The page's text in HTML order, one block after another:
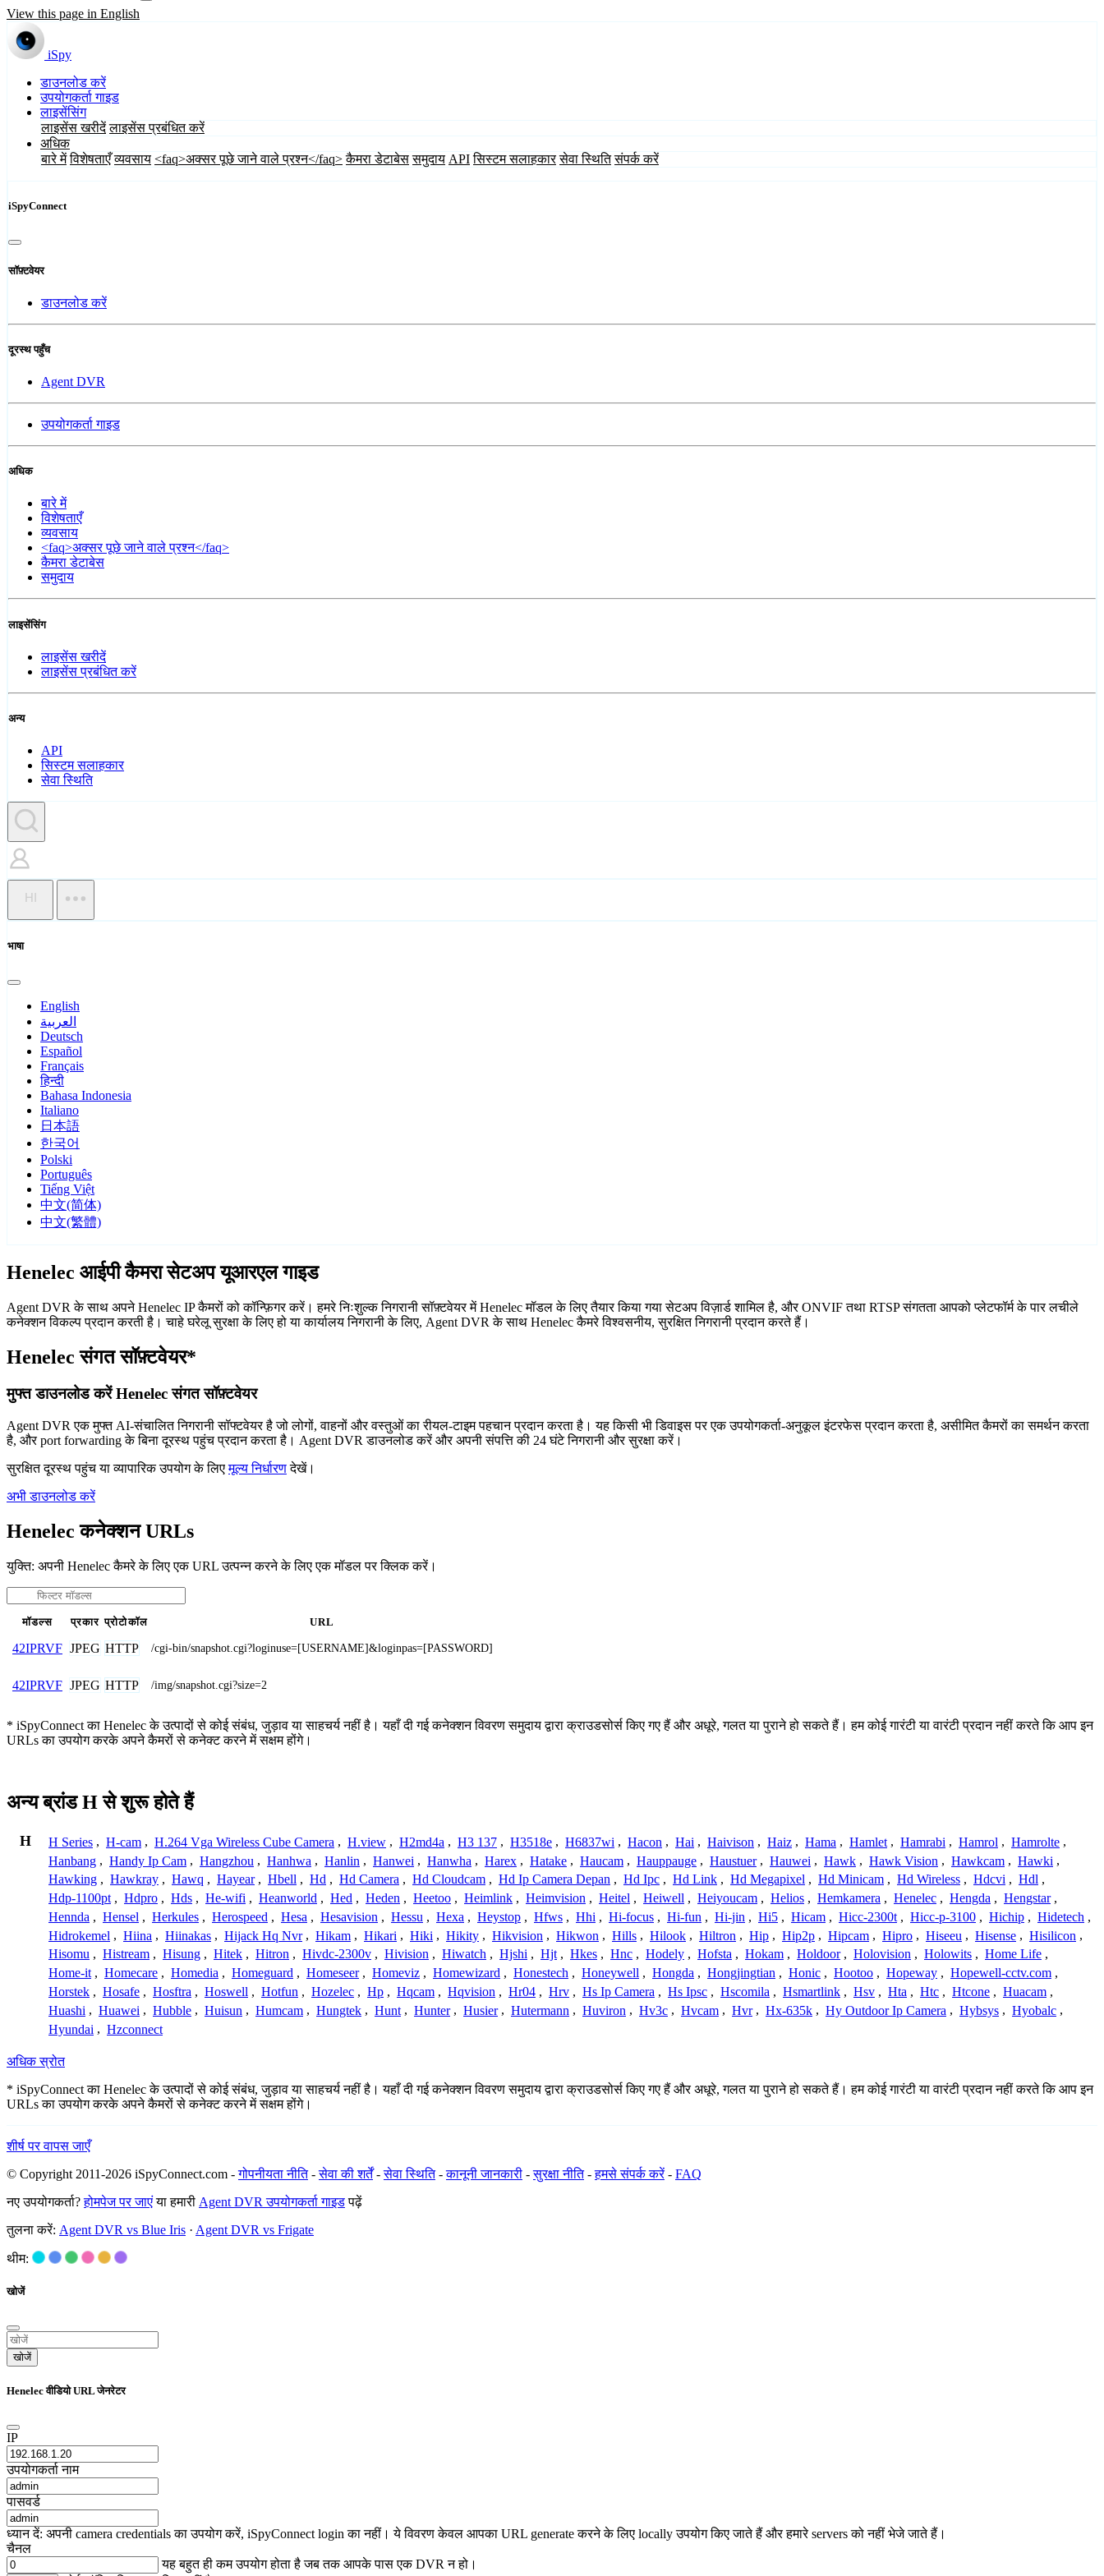
View this page in English
iSpy
डाउनलोड करें
उपयोगकर्ता गाइड
लाइसेंसिंग
लाइसेंस खरीदें लाइसेंस प्रबंधित करें
अधिक
बारे में विशेषताएँ व्यवसाय <faq>अक्सर पूछे जाने वाले प्रश्न</faq> कैमरा डेटाबेस समुदाय API सिस्टम सलाहकार सेवा स्थिति संपर्क करें
iSpyConnect
सॉफ़्टवेयर
डाउनलोड करें
दूरस्थ पहुँच
Agent DVR
उपयोगकर्ता गाइड
अधिक
बारे में
विशेषताएँ
व्यवसाय
<faq>अक्सर पूछे जाने वाले प्रश्न</faq>
कैमरा डेटाबेस
समुदाय
लाइसेंसिंग
लाइसेंस खरीदें
लाइसेंस प्रबंधित करें
अन्य
API
सिस्टम सलाहकार
सेवा स्थिति
HI
भाषा
English
العربية
Deutsch
Español
Français
हिन्दी
Bahasa Indonesia
Italiano
日本語
한국어
Polski
Português
Tiếng Việt
中文(简体)
中文(繁體)
Henelec आईपी कैमरा सेटअप यूआरएल गाइड
Agent DVR के साथ अपने Henelec IP कैमरों को कॉन्फ़िगर करें। हमरे निःशुल्क निगरानी सॉफ़्टवेयर में Henelec मॉडल के लिए तैयार किया गया सेटअप विज़ार्ड शामिल है, और ONVIF तथा RTSP संगतता आपको प्लेटफॉर्म के पार लचीले
कनेक्शन विकल्प प्रदान करती है। चाहे घरेलू सुरक्षा के लिए हो या कार्यालय निगरानी के लिए, Agent DVR के साथ Henelec कैमरे विश्वसनीय, सुरक्षित निगरानी प्रदान करते हैं।
Henelec संगत सॉफ़्टवेयर*
मुफ्त डाउनलोड करें Henelec संगत सॉफ़्टवेयर
Agent DVR एक मुफ्त AI-संचालित निगरानी सॉफ्टवेयर है जो लोगों, वाहनों और वस्तुओं का रीयल-टाइम पहचान प्रदान करता है। यह किसी भी डिवाइस पर एक उपयोगकर्ता-अनुकूल इंटरफेस प्रदान करता है, असीमित कैमरों का समर्थन करता
है, और port forwarding के बिना दूरस्थ पहुंच प्रदान करता है। Agent DVR डाउनलोड करें और अपनी संपत्ति की 24 घंटे निगरानी और सुरक्षा करें।
सुरक्षित दूरस्थ पहुंच या व्यापारिक उपयोग के लिएमूल्य निर्धारणदेखें।
अभी डाउनलोड करें
Henelec कनेक्शन URLs
युक्ति: अपनी Henelec कैमरे के लिए एक URL उत्पन्न करने के लिए एक मॉडल पर क्लिक करें।
मॉडल्स प्रकार प्रोटोकॉल URL
42IPRVF JPEG HTTP /cgi-bin/snapshot.cgi?loginuse=[USERNAME]&loginpas=[PASSWORD]
42IPRVF JPEG HTTP /img/snapshot.cgi?size=2
* iSpyConnect का Henelec के उत्पादों से कोई संबंध, जुड़ाव या साहचर्य नहीं है। यहाँ दी गई कनेक्शन विवरण समुदाय द्वारा क्राउडसोर्स किए गए हैं और अधूरे, गलत या पुराने हो सकते हैं। हम कोई गारंटी या वारंटी प्रदान नहीं करते कि आप इन
URLs का उपयोग करके अपने कैमरों से कनेक्ट करने में सक्षम होंगे।
अन्य ब्रांड H से शुरू होते हैं
H H Series , H-cam , H.264 Vga Wireless Cube Camera , H.view , H2md4a , H3 137 , H3518e , H6837wi , Hacon , Hai , Haivison , Haiz , Hama , Hamlet , Hamrabi , Hamrol , Hamrolte ,
Hanbang , Handy Ip Cam , Hangzhou , Hanhwa , Hanlin , Hanwei , Hanwha , Harex , Hatake , Haucam , Hauppauge , Haustuer , Hauwei , Hawk , Hawk Vision , Hawkcam , Hawki ,
Hawking , Hawkray , Hawq , Hayear , Hbell , Hd , Hd Camera , Hd Cloudcam , Hd Ip Camera Depan , Hd Ipc , Hd Link , Hd Megapixel , Hd Minicam , Hd Wireless , Hdcvi , Hdl ,
Hdp-1100pt , Hdpro , Hds , He-wifi , Heanworld , Hed , Heden , Heetoo , Heimlink , Heimvision , Heitel , Heiwell , Heiyoucam , Helios , Hemkamera , Henelec , Hengda , Hengstar ,
Hennda , Hensel , Herkules , Herospeed , Hesa , Hesavision , Hessu , Hexa , Heystop , Hfws , Hhi , Hi-focus , Hi-fun , Hi-jin , Hi5 , Hicam , Hicc-2300t , Hicc-p-3100 , Hichip , Hidetech ,
Hidrokemel , Hiina , Hiinakas , Hijack Hq Nvr , Hikam , Hikari , Hiki , Hikity , Hikvision , Hikwon , Hills , Hilook , Hiltron , Hip , Hip2p , Hipcam , Hipro , Hiseeu , Hisense , Hisilicon ,
Hisomu , Histream , Hisung , Hitek , Hitron , Hivdc-2300v , Hivision , Hiwatch , Hjshi , Hjt , Hkes , Hnc , Hodely , Hofsta , Hokam , Holdoor , Holovision , Holowits , Home Life ,
Home-it , Homecare , Homedia , Homeguard , Homeseer , Homeviz , Homewizard , Honestech , Honeywell , Hongda , Hongjingtian , Honic , Hootoo , Hopeway , Hopewell-cctv.com ,
Horstek , Hosafe , Hosftra , Hoswell , Hotfun , Hozelec , Hp , Hqcam , Hqvision , Hr04 , Hrv , Hs Ip Camera , Hs Ipsc , Hscomila , Hsmartlink , Hsv , Hta , Htc , Htcone , Huacam ,
Huashi , Huawei , Hubble , Huisun , Humcam , Hungtek , Hunt , Hunter , Husier , Hutermann , Huviron , Hv3c , Hvcam , Hvr , Hx-635k , Hy Outdoor Ip Camera , Hybsys , Hyobalc ,
Hyundai , Hzconnect
अधिक स्रोत
* iSpyConnect का Henelec के उत्पादों से कोई संबंध, जुड़ाव या साहचर्य नहीं है। यहाँ दी गई कनेक्शन विवरण समुदाय द्वारा क्राउडसोर्स किए गए हैं और अधूरे, गलत या पुराने हो सकते हैं। हम कोई गारंटी या वारंटी प्रदान नहीं करते कि आप इन
URLs का उपयोग करके अपने कैमरों से कनेक्ट करने में सक्षम होंगे।
शीर्ष पर वापस जाएँ
© Copyright 2011-2026 iSpyConnect.com -गोपनीयता नीति-सेवा की शर्तें-सेवा स्थिति-कानूनी जानकारी -सुरक्षा नीति-हमसे संपर्क करें- FAQ
नए उपयोगकर्ता?होमपेज पर जाएंया हमारी Agent DVR उपयोगकर्ता गाइडपढ़ें
तुलना करें: Agent DVR vs Blue Iris · Agent DVR vs Frigate
थीम:
खोजें
खोजें
Henelec वीडियो URL जेनरेटर
IP
उपयोगकर्ता नाम
पासवर्ड
ध्यान दें: अपनी camera credentials का उपयोग करें, iSpyConnect login का नहीं। ये विवरण केवल आपका URL generate करने के लिए locally उपयोग किए जाते हैं और हमारे servers को नहीं भेजे जाते हैं।
चैनल
यह बहुत ही कम उपयोग होता है जब तक आपके पास एक DVR न हो।